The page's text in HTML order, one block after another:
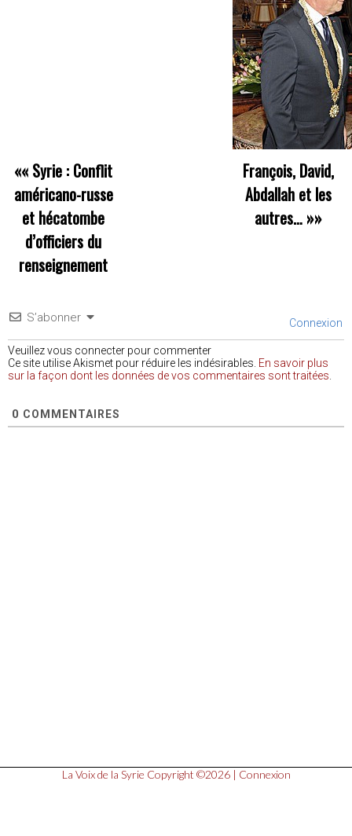
«« Syrie : Conflit
américano-russe
et hécatombe
d’officiers du
renseignement
François, David,
Abdallah et les
autres… »»
S’abonner Connexion
Veuillez vous connecter pour commenter
Ce site utilise Akismet pour réduire les indésirables. En savoir plus
sur la façon dont les données de vos commentaires sont traitées
0 COMMENTAIRES
La Voix de la Syrie Copyright ©2026 | Connexion